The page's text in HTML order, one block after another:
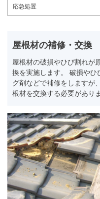
応急処置
屋根材の補修・交換
屋根材の破損やひび割れが
換を実施します。 破損や
グ剤などで補修をしますが
根材を交換する必要がありま